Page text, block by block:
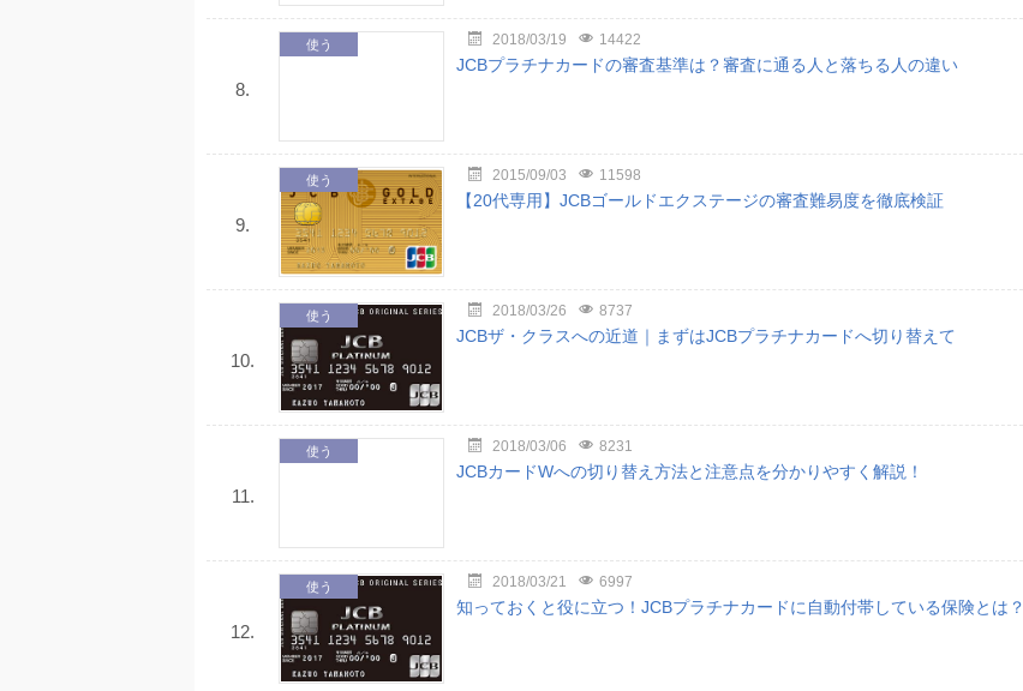
8.
使う 2018/03/19 14422
JCBプラチナカードの審査基準は？審査に通る人と落ちる人の違い
9.
使う 2015/09/03 11598
【20代専用】JCBゴールドエクステージの審査難易度を徹底検証
10.
使う 2018/03/26 8737
JCBザ・クラスへの近道｜まずはJCBプラチナカードへ切り替えて
11.
使う 2018/03/06 8231
JCBカードWへの切り替え方法と注意点を分かりやすく解説！
12.
使う 2018/03/21 6997
知っておくと役に立つ！JCBプラチナカードに自動付帯している保険とは？